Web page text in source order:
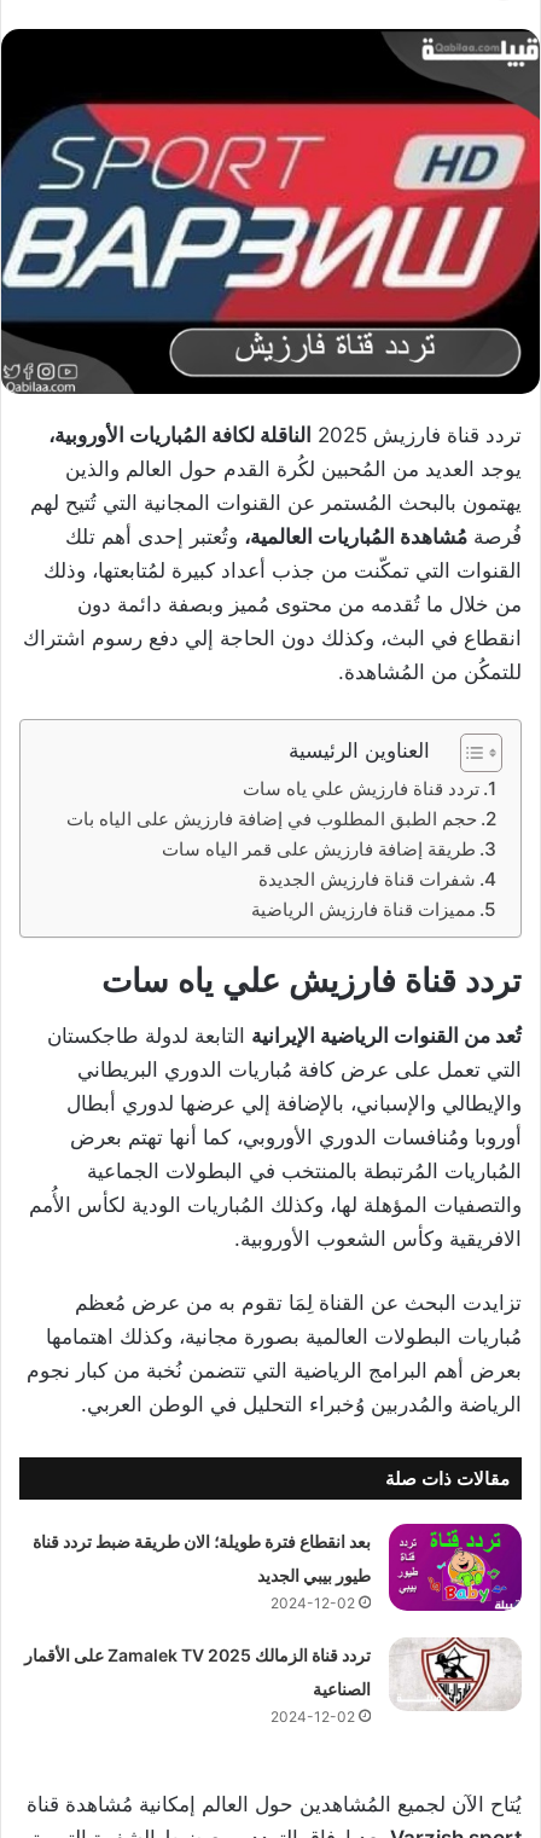
تردد قناة فارزيش 2025
الناقلة لكافة المُباريات الأوروبية،
يوجد العديد من المُحبين لكُرة القدم حول العالم والذين
يهتمون بالبحث المُستمر عن القنوات المجانية التي تُتيح لهم
فُرصة مُشاهدة المُباريات العالمية، وتُعتبر إحدى أهم تلك
القنوات التي تمكّنت من جذب أعداد كبيرة لمُتابعتها، وذلك
من خلال ما تُقدمه من محتوى مُميز وبصفة دائمة دون
انقطاع في البث، وكذلك دون الحاجة إلي دفع رسوم اشتراك
للتمكُن من المُشاهدة.
العناوين الرئيسية
تردد قناة فارزيش علي ياه سات
حجم الطبق المطلوب في إضافة فارزيش على الياه بات
طريقة إضافة فارزيش على قمر الياه سات
شفرات قناة فارزيش الجديدة
مميزات قناة فارزيش الرياضية
تردد قناة فارزيش علي ياه سات
تُعد من القنوات الرياضية الإيرانية التابعة لدولة طاجكستان
التي تعمل على عرض كافة مُباريات الدوري البريطاني
والإيطالي والإسباني، بالإضافة إلي عرضها لدوري أبطال
أوروبا ومُنافسات الدوري الأوروبي، كما أنها تهتم بعرض
المُباريات المُرتبطة بالمنتخب في البطولات الجماعية
والتصفيات المؤهلة لها، وكذلك المُباريات الودية لكأس الأُمم
الافريقية وكأس الشعوب الأوروبية.
تزايدت البحث عن القناة لِمَا تقوم به من عرض مُعظم
مُباريات البطولات العالمية بصورة مجانية، وكذلك اهتمامها
بعرض أهم البرامج الرياضية التي تتضمن نُخبة من كبار نجوم
الرياضة والمُدربين وُخبراء التحليل في الوطن العربي.
مقالات ذات صلة
بعد انقطاع فترة طويلة؛ الان طريقة ضبط تردد قناة
طيور بيبي الجديد
2024-12-02
تردد قناة الزمالك 2025 Zamalek TV على الأقمار
الصناعية
2024-12-02
يُتاح الآن لجميع المُشاهدين حول العالم إمكانية مُشاهدة قناة